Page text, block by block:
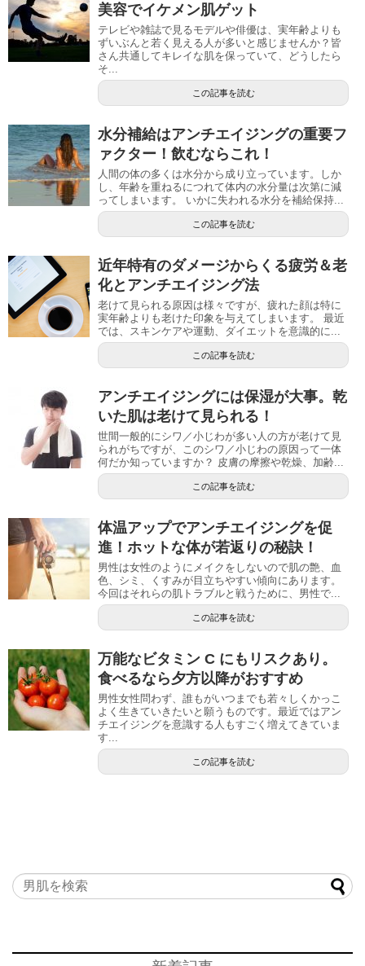
美容でイケメン肌ゲット
テレビや雑誌で見るモデルや俳優は、実年齢よりも
ずいぶんと若く見える人が多いと感じませんか？皆
さん共通してキレイな肌を保っていて、どうしたら
そ...
この記事を読む
水分補給はアンチエイジングの重要フ
ァクター！飲むならこれ！
人間の体の多くは水分から成り立っています。しか
し、年齢を重ねるにつれて体内の水分量は次第に減
ってしまいます。 いかに失われる水分を補給保持...
この記事を読む
近年特有のダメージからくる疲労＆老
化とアンチエイジング法
老けて見られる原因は様々ですが、疲れた顔は特に
実年齢よりも老けた印象を与えてしまいます。 最近
では、スキンケアや運動、ダイエットを意識的に...
この記事を読む
アンチエイジングには保湿が大事。乾
いた肌は老けて見られる！
世間一般的にシワ／小じわが多い人の方が老けて見
られがちですが、このシワ／小じわの原因って一体
何だか知っていますか？ 皮膚の摩擦や乾燥、加齢...
この記事を読む
体温アップでアンチエイジングを促
進！ホットな体が若返りの秘訣！
男性は女性のようにメイクをしないので肌の艶、血
色、シミ、くすみが目立ちやすい傾向にあります。
今回はそれらの肌トラブルと戦うために、男性で...
この記事を読む
万能なビタミン C にもリスクあり。
食べるなら夕方以降がおすすめ
男性女性問わず、誰もがいつまでも若々しくかっこ
よく生きていきたいと願うものです。最近ではアン
チエイジングを意識する人もすごく増えてきていま
す...
この記事を読む